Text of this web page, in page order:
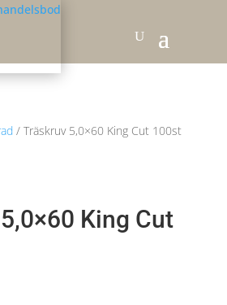
/ Träskruv 5,0×60 King Cut 100st
King Cut